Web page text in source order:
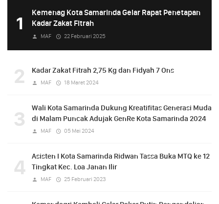
1
Kemenag Kota Samarinda Gelar Rapat Penetapan
Kadar Zakat Fitrah
MAF 22 Februari 2025
2 Kadar Zakat Fitrah 2,75 Kg dan Fidyah 7 Ons
MAF 18 Maret 2024
3
Wali Kota Samarinda Dukung Kreatifitas Generasi Muda
di Malam Puncak Adujak GenRe Kota Samarinda 2024
MAF 05 Mei 2024
4
Asisten I Kota Samarinda Ridwan Tassa Buka MTQ ke 12
Tingkat Kec. Loa Janan Ilir
MAF 25 Februari 2023